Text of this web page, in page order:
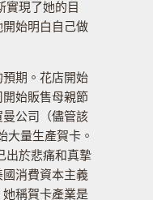
實現了她的目
始明白自己做
期。花店開始
始販售母親節
公司（儘管該
量生產賀卡。
出於悲痛和真摯
消費資本主義
稱賀卡產業是